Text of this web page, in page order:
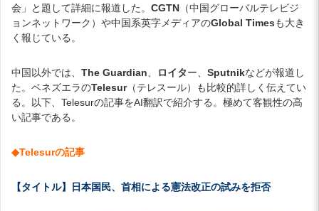
会」と題して詳細に報道した。 CGTN （中国グローバルテレビジ
ョンネットワーク）や中国系英字メディアのGlobal Timesも大き
く報じている。
中国以外では、 The Guardian ロイター、 Sputnikなどが報道し
た。ベネズエラのTelesur（テレスール）も比較的詳しく伝えてい
る。以下、Telesurの記事をAI翻訳で紹介する。極めて客観性の高
い記事である。
◆Telesurの記事
【タイトル】日本国民、首相による憲法改正の試みを拒否